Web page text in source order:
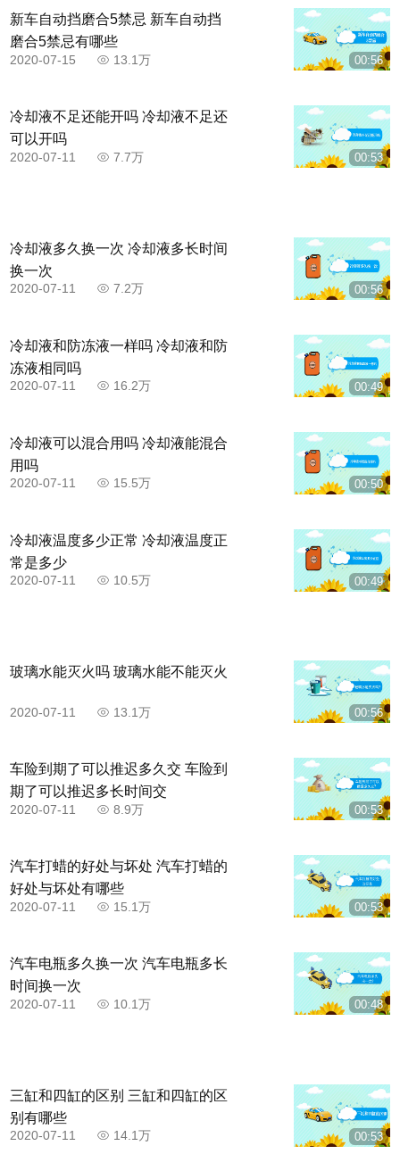
00:56
新车自动挡磨合5禁忌 新车自动挡
磨合5禁忌有哪些
2020-07-15 13.1万
00:53
冷却液不足还能开吗 冷却液不足还
可以开吗
2020-07-11 7.7万
00:56
冷却液多久换一次 冷却液多长时间
换一次
2020-07-11 7.2万
00:49
冷却液和防冻液一样吗 冷却液和防
冻液相同吗
2020-07-11 16.2万
00:50
冷却液可以混合用吗 冷却液能混合
用吗
2020-07-11 15.5万
00:49
冷却液温度多少正常 冷却液温度正
常是多少
2020-07-11 10.5万
00:56
玻璃水能灭火吗 玻璃水能不能灭火
2020-07-11 13.1万
00:53
车险到期了可以推迟多久交 车险到
期了可以推迟多长时间交
2020-07-11 8.9万
00:53
汽车打蜡的好处与坏处 汽车打蜡的
好处与坏处有哪些
2020-07-11 15.1万
00:48
汽车电瓶多久换一次 汽车电瓶多长
时间换一次
2020-07-11 10.1万
00:53
三缸和四缸的区别 三缸和四缸的区
别有哪些
2020-07-11 14.1万